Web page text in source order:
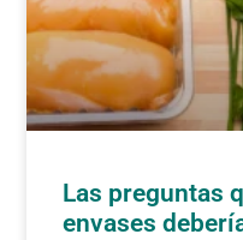
Las preguntas
envases